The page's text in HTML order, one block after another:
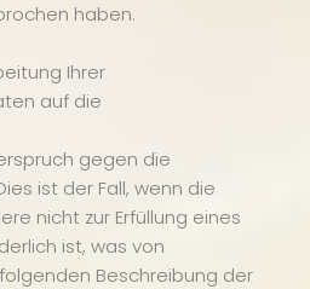
haben.
Ihrer
auf die
gegen die
ist der Fall, wenn die
nicht zur Erfüllung eines
ist, was von
Beschreibung der